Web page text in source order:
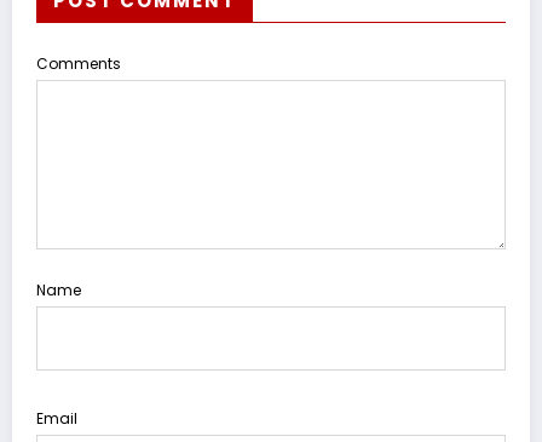
Comments
Name
Email